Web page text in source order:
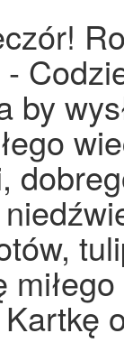
by
miłego